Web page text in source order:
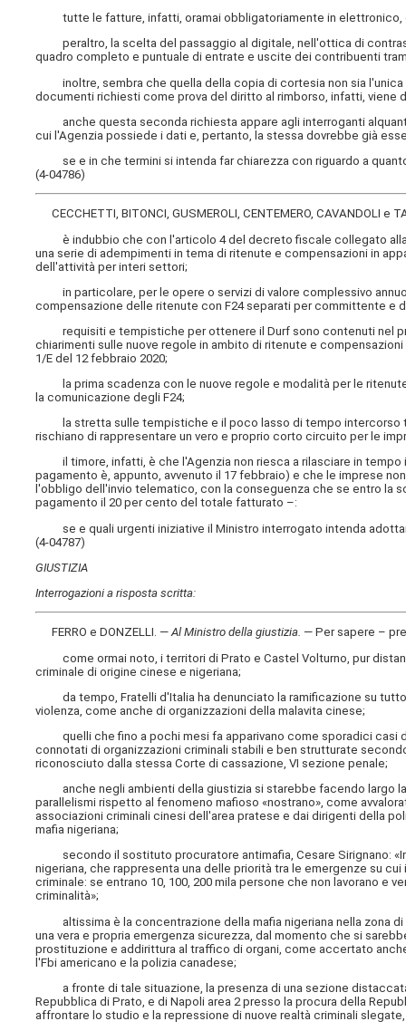
tutte le fatture, infatti, oramai obbligatoriamente in elettronico,
peraltro, la scelta del passaggio al digitale, nell'ottica di
quadro completo e puntuale di entrate e uscite dei contribuenti
inoltre, sembra che quella della copia di cortesia non sia l'unica
documenti richiesti come prova del diritto al rimborso, infatti, viene
anche questa seconda richiesta appare agli interroganti
cui l'Agenzia possiede i dati e, pertanto, la stessa dovrebbe già
se e in che termini si intenda far chiarezza con riguardo a
(4-04786)
CECCHETTI, BITONCI, GUSMEROLI, CENTEMERO, CAVANDOLI e
è indubbio che con l'articolo 4 del decreto fiscale collegato alla
una serie di adempimenti in tema di ritenute e compensazioni in
dell'attività per interi settori;
in particolare, per le opere o servizi di valore complessivo annuo
compensazione delle ritenute con F24 separati per committente e
requisiti e tempistiche per ottenere il Durf sono contenuti nel
chiarimenti sulle nuove regole in ambito di ritenute e
1/E del 12 febbraio 2020;
la prima scadenza con le nuove regole e modalità per le ritenute
la comunicazione degli F24;
la stretta sulle tempistiche e il poco lasso di tempo intercorso
rischiano di rappresentare un vero e proprio corto circuito per le
il timore, infatti, è che l'Agenzia non riesca a rilasciare in tempo
pagamento è, appunto, avvenuto il 17 febbraio) e che le imprese
l'obbligo dell'invio telematico, con la conseguenza che se entro la
pagamento il 20 per cento del totale fatturato –:
se e quali urgenti iniziative il Ministro interrogato intenda
(4-04787)
GIUSTIZIA
Interrogazioni a risposta scritta:
FERRO e DONZELLI. —Al Ministro della giustizia. — Per sapere –
come ormai noto, i territori di Prato e Castel Volturno, pur
criminale di origine cinese e nigeriana;
da tempo, Fratelli d'Italia ha denunciato la ramificazione su tutto
violenza, come anche di organizzazioni della malavita cinese;
quelli che fino a pochi mesi fa apparivano come sporadici casi
connotati di organizzazioni criminali stabili e ben strutturate
riconosciuto dalla stessa Corte di cassazione, VI sezione penale;
anche negli ambienti della giustizia si starebbe facendo largo
parallelismi rispetto al fenomeno mafioso «nostrano», come
associazioni criminali cinesi dell'area pratese e dai dirigenti della
mafia nigeriana;
secondo il sostituto procuratore antimafia, Cesare Sirignano:
nigeriana, che rappresenta una delle priorità tra le emergenze su
criminale: se entrano 10, 100, 200 mila persone che non lavorano
criminalità»;
altissima è la concentrazione della mafia nigeriana nella zona
una vera e propria emergenza sicurezza, dal momento che si
prostituzione e addirittura al traffico di organi, come accertato
l'Fbi americano e la polizia canadese;
a fronte di tale situazione, la presenza di una sezione
Repubblica di Prato, e di Napoli area 2 presso la procura della
affrontare lo studio e la repressione di nuove realtà criminali